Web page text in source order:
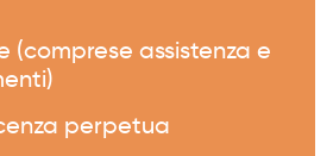
(comprese assistenza e
perpetua